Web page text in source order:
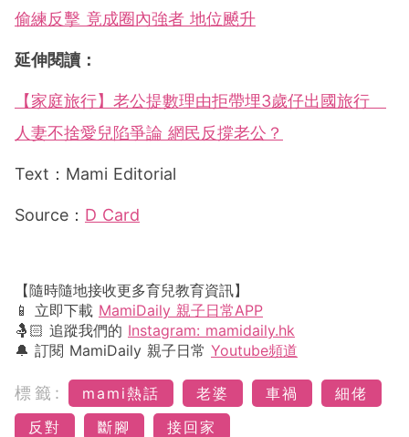
偷練反擊 竟成圈內強者 地位飇升
延伸閱讀：
【家庭旅行】老公提數理由拒帶埋3歲仔出國旅行
人妻不捨愛兒陷爭論 網民反撐老公？
Text：Mami Editorial
Source： D Card
【隨時隨地接收更多育兒教育資訊】
📱 立即下載 MamiDaily 親子日常APP
🤱🏻 追蹤我們的 Instagram: mamidaily.hk
🔔 訂閱 MamiDaily 親子日常 Youtube頻道
標籤: mami熱話 老婆 車禍
細佬
反對
斷腳 接回家